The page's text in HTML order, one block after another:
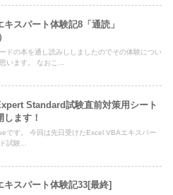
スパート体験記8「通読」
ドの本を通し読みししましたのでその体験につい
います。 なおこ...
Standard試験直前対策用シート
します！
です。 今回は先日受けたExcel VBAエキスパー
試験...
キスパート体験記33[最終]